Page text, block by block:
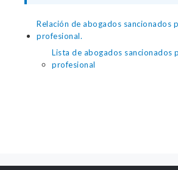
Relación de abogados sancionados
profesional.
Lista de abogados sancionados
profesional